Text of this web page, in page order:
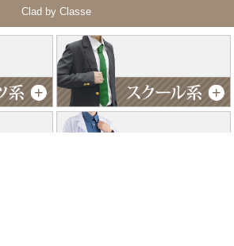
Clad by Classe